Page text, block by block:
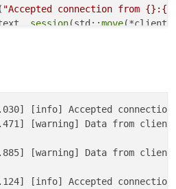
;
( "Accepted connection from
session(std::move
echo (context));
件循环
[info] Accepted
[warning] Data from
[warning] Data from client
[info] Accepted